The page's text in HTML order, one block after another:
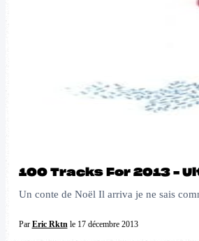
100 Tracks For 2013 –
Un conte de Noël Il arriva je ne sais
Par Eric Rktnle 17 décembre 2013